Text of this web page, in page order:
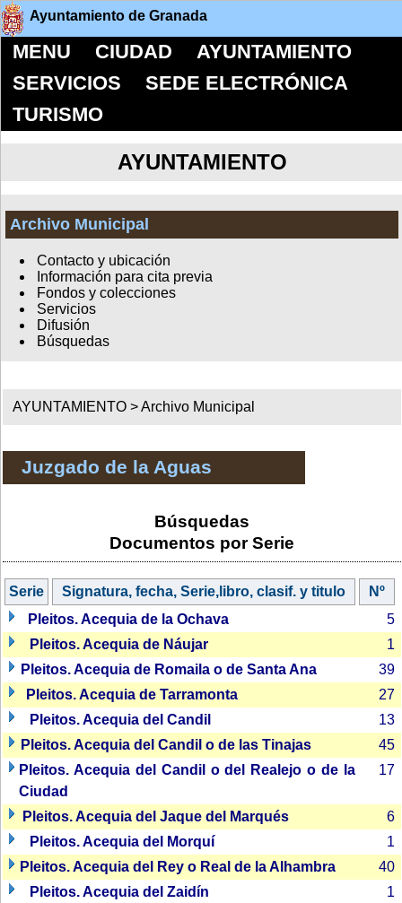
Ayuntamiento de Granada
MENU CIUDAD
AYUNTAMIENTO
SERVICIOS
SEDE ELECTRÓNICA
TURISMO
AYUNTAMIENTO
Archivo Municipal
Contacto y ubicación
Información para cita previa
Fondos y colecciones
Servicios
Difusión
Búsquedas
AYUNTAMIENTO >Archivo Municipal
Juzgado de la Aguas
Búsquedas
Documentos por Serie
Serie Signatura, fecha, Serie,libro, clasif. y titulo
Nº
Pleitos. Acequia de la Ochava
5
Pleitos. Acequia de Náujar
1
Pleitos. Acequia de Romaila o de Santa Ana
39
Pleitos. Acequia de Tarramonta
27
Pleitos. Acequia del Candil
13
Pleitos. Acequia del Candil o de las Tinajas
45
Pleitos. Acequia del Candil o del Realejo o de la
Ciudad
17
Pleitos. Acequia del Jaque del Marqués
6
Pleitos. Acequia del Morquí
1
Pleitos. Acequia del Rey o Real de la Alhambra
40
Pleitos. Acequia del Zaidín
1